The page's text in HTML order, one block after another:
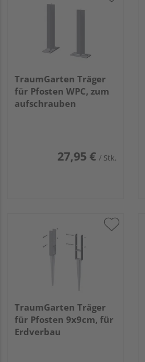
TraumGarten Träger
für Pfosten WPC, zum
aufschrauben
27,95 € / Stk.
TraumGarten Träger
für Pfosten 9x9cm, für
Erdverbau